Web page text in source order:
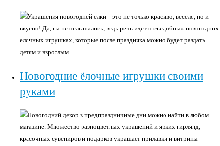
Украшения новогодней елки – это не только красиво, весело, но и
вкусно! Да, вы не ослышались, ведь речь идет о съедобных новогодних
елочных игрушках, которые после праздника можно будет раздать
детям и взрослым.
Новогодние ёлочные игрушки своими
руками
Новогодний декор в предпраздничные дни можно найти в любом
магазине. Множество разноцветных украшений и ярких гирлянд,
красочных сувениров и подарков украшает прилавки и витрины